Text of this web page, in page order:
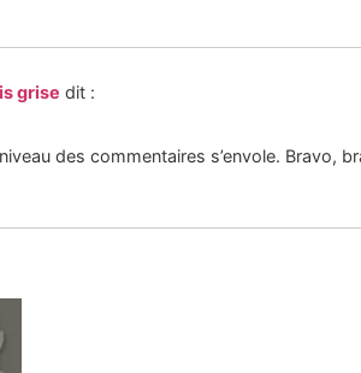
grise dit :
des commentaires s’envole. Bravo,